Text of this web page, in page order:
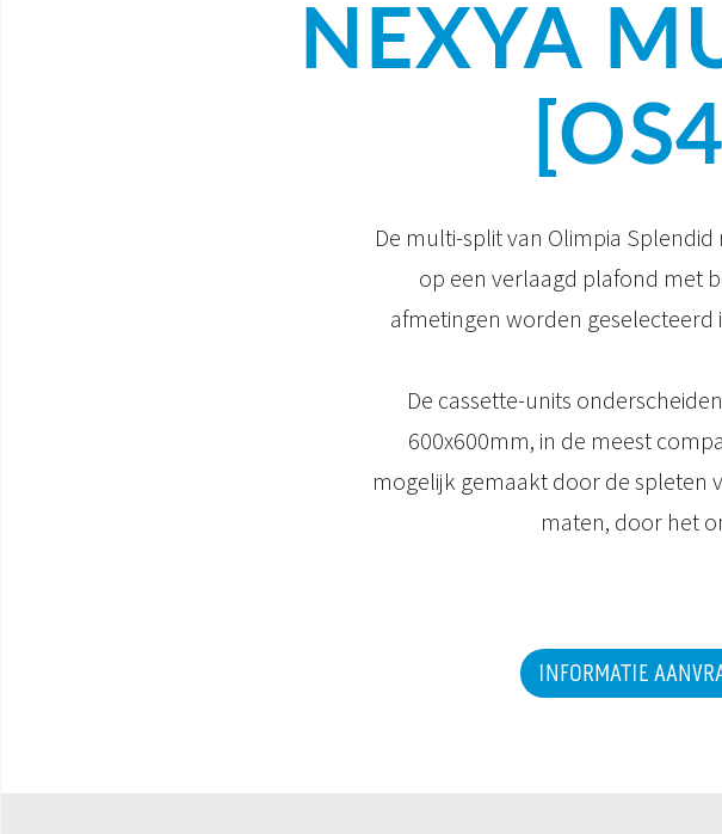
NEXYA
De multi-split van Olimpia
op een verlaagd plafond met
afmetingen worden
De cassette-units
600x600mm, in de meest
mogelijk gemaakt door de spleten
maten, door het
INFORMATIE